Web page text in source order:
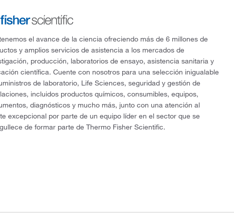
el avance de la ciencia ofreciendo más de 6 millones de
y amplios servicios de asistencia a los mercados de
producción, laboratorios de ensayo, asistencia sanitaria y
científica. Cuente con nosotros para una selección inigualable
de laboratorio, Life Sciences, seguridad y gestión de
incluidos productos químicos, consumibles, equipos,
diagnósticos y mucho más, junto con una atención al
excepcional por parte de un equipo líder en el sector que se
de formar parte de Thermo Fisher Scientific.